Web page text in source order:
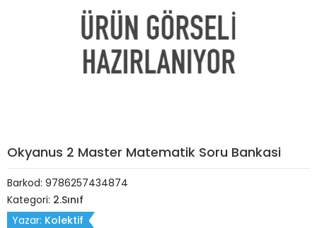
Okyanus 2 Master Matematik Soru Bankasi
Barkod: 9786257434874
Kategori: 2.Sınıf
Yazar: Kolektif